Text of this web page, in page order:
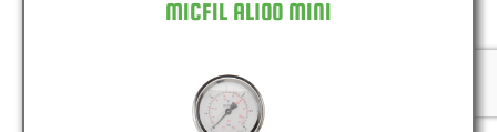
MICFIL AL100 MINI